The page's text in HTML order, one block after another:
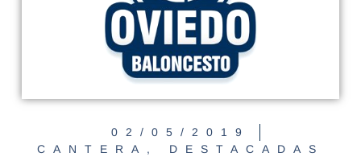
02/05/2019
CANTERA , DESTACADAS